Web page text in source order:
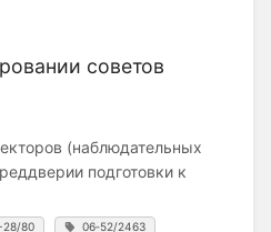
советов
(наблюдательных
подготовки к
80 06‑52/2463